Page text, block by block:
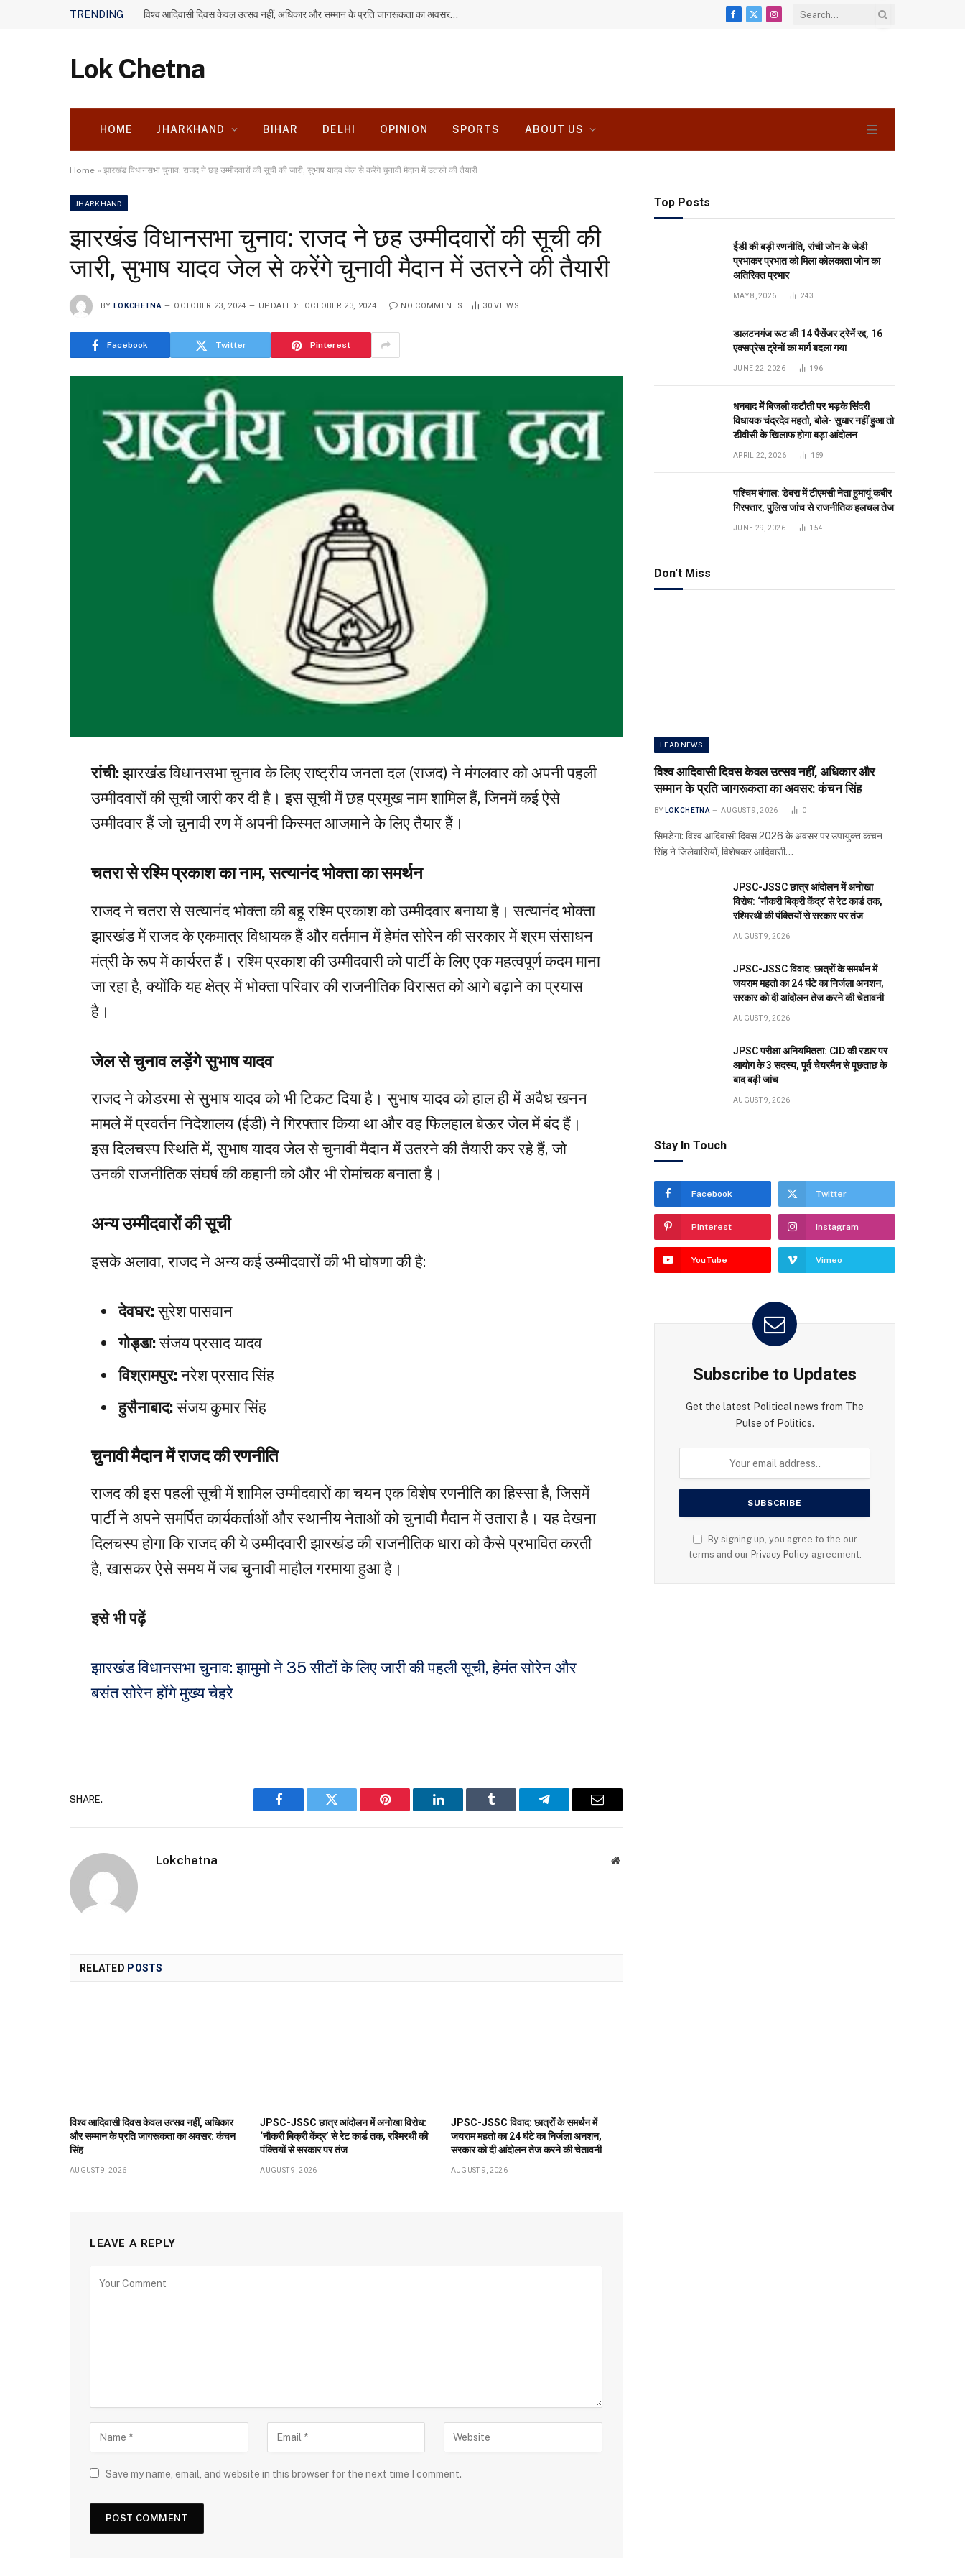
TRENDING विश्व आदिवासी दिवस केवल उत्सव नहीं, अधिकार और सम्मान के प्रति जागरूकता का अवसर: कंचन सिंह
Facebook
X
Instagram
Lok Chetna
HOME JHARKHAND BIHAR DELHI OPINION SPORTS ABOUT US
Home » झारखंड विधानसभा चुनाव: राजद ने छह उम्मीदवारों की सूची की जारी, सुभाष यादव जेल से करेंगे चुनावी मैदान में उतरने की तैयारी
JHARKHAND
झारखंड विधानसभा चुनाव: राजद ने छह उम्मीदवारों की सूची की
जारी, सुभाष यादव जेल से करेंगे चुनावी मैदान में उतरने की तैयारी
BY LOKCHETNA OCTOBER 23, 2024 UPDATED: OCTOBER 23, 2024 NO COMMENTS 30VIEWS
Facebook Twitter Pinterest
रांची:झारखंड विधानसभा चुनाव के लिए राष्ट्रीय जनता दल (राजद) ने मंगलवार को अपनी पहली
उम्मीदवारों की सूची जारी कर दी है। इस सूची में छह प्रमुख नाम शामिल हैं, जिनमें कई ऐसे
उम्मीदवार हैं जो चुनावी रण में अपनी किस्मत आजमाने के लिए तैयार हैं।
चतरा से रश्मि प्रकाश का नाम, सत्यानंद भोक्ता का समर्थन
राजद ने चतरा से सत्यानंद भोक्ता की बहू रश्मि प्रकाश को उम्मीदवार बनाया है। सत्यानंद भोक्ता
झारखंड में राजद के एकमात्र विधायक हैं और वर्तमान में हेमंत सोरेन की सरकार में श्रम संसाधन
मंत्री के रूप में कार्यरत हैं। रश्मि प्रकाश की उम्मीदवारी को पार्टी के लिए एक महत्वपूर्ण कदम माना
जा रहा है, क्योंकि यह क्षेत्र में भोक्ता परिवार की राजनीतिक विरासत को आगे बढ़ाने का प्रयास
है।
जेल से चुनाव लड़ेंगे सुभाष यादव
राजद ने कोडरमा से सुभाष यादव को भी टिकट दिया है। सुभाष यादव को हाल ही में अवैध खनन
मामले में प्रवर्तन निदेशालय (ईडी) ने गिरफ्तार किया था और वह फिलहाल बेऊर जेल में बंद हैं।
इस दिलचस्प स्थिति में, सुभाष यादव जेल से चुनावी मैदान में उतरने की तैयारी कर रहे हैं, जो
उनकी राजनीतिक संघर्ष की कहानी को और भी रोमांचक बनाता है।
अन्य उम्मीदवारों की सूची
इसके अलावा, राजद ने अन्य कई उम्मीदवारों की भी घोषणा की है:
देवघर:सुरेश पासवान
गोड्डा:संजय प्रसाद यादव
विश्रामपुर:नरेश प्रसाद सिंह
हुसैनाबाद:संजय कुमार सिंह
चुनावी मैदान में राजद की रणनीति
राजद की इस पहली सूची में शामिल उम्मीदवारों का चयन एक विशेष रणनीति का हिस्सा है, जिसमें
पार्टी ने अपने समर्पित कार्यकर्ताओं और स्थानीय नेताओं को चुनावी मैदान में उतारा है। यह देखना
दिलचस्प होगा कि राजद की ये उम्मीदवारी झारखंड की राजनीतिक धारा को कैसे प्रभावित करती
है, खासकर ऐसे समय में जब चुनावी माहौल गरमाया हुआ है।
इसे भी पढ़ें
झारखंड विधानसभा चुनाव: झामुमो ने 35 सीटों के लिए जारी की पहली सूची, हेमंत सोरेन और
बसंत सोरेन होंगे मुख्य चेहरे
SHARE.
Facebook Twitter Pinterest LinkedIn Tumblr Telegram Email
Lokchetna Website
RELATED POSTS
विश्व आदिवासी दिवस केवल उत्सव नहीं, अधिकार
और सम्मान के प्रति जागरूकता का अवसर: कंचन
सिंह
AUGUST 9, 2026
JPSC-JSSC छात्र आंदोलन में अनोखा विरोध:
‘नौकरी बिक्री केंद्र’ से रेट कार्ड तक, रश्मिरथी की
पंक्तियों से सरकार पर तंज
AUGUST 9, 2026
JPSC-JSSC विवाद: छात्रों के समर्थन में
जयराम महतो का 24 घंटे का निर्जला अनशन,
सरकार को दी आंदोलन तेज करने की चेतावनी
AUGUST 9, 2026
LEAVE A REPLY
Save my name, email, and website in this browser for the next time I comment.
Top Posts
ईडी की बड़ी रणनीति, रांची जोन के जेडी
प्रभाकर प्रभात को मिला कोलकाता जोन का
अतिरिक्त प्रभार
MAY 8, 2026 243
डालटनगंज रूट की 14 पैसेंजर ट्रेनें रद्द, 16
एक्सप्रेस ट्रेनों का मार्ग बदला गया
JUNE 22, 2026 196
धनबाद में बिजली कटौती पर भड़के सिंदरी
विधायक चंद्रदेव महतो, बोले- सुधार नहीं हुआ तो
डीवीसी के खिलाफ होगा बड़ा आंदोलन
APRIL 22, 2026 169
पश्चिम बंगाल: डेबरा में टीएमसी नेता हुमायूं कबीर
गिरफ्तार, पुलिस जांच से राजनीतिक हलचल तेज
JUNE 29, 2026 154
Don't Miss
LEAD NEWS
विश्व आदिवासी दिवस केवल उत्सव नहीं, अधिकार और
सम्मान के प्रति जागरूकता का अवसर: कंचन सिंह
BY LOK CHETNA AUGUST 9, 2026 0
सिमडेगा: विश्व आदिवासी दिवस 2026 के अवसर पर उपायुक्त कंचन
सिंह ने जिलेवासियों, विशेषकर आदिवासी…
JPSC-JSSC छात्र आंदोलन में अनोखा
विरोध: ‘नौकरी बिक्री केंद्र’ से रेट कार्ड तक,
रश्मिरथी की पंक्तियों से सरकार पर तंज
AUGUST 9, 2026
JPSC-JSSC विवाद: छात्रों के समर्थन में
जयराम महतो का 24 घंटे का निर्जला अनशन,
सरकार को दी आंदोलन तेज करने की चेतावनी
AUGUST 9, 2026
JPSC परीक्षा अनियमितता: CID की रडार पर
आयोग के 3 सदस्य, पूर्व चेयरमैन से पूछताछ के
बाद बढ़ी जांच
AUGUST 9, 2026
Stay In Touch
Facebook Twitter
Pinterest Instagram
YouTube Vimeo
Subscribe to Updates
Get the latest Political news from The
Pulse of Politics.
By signing up, you agree to the our
terms and our Privacy Policyagreement.